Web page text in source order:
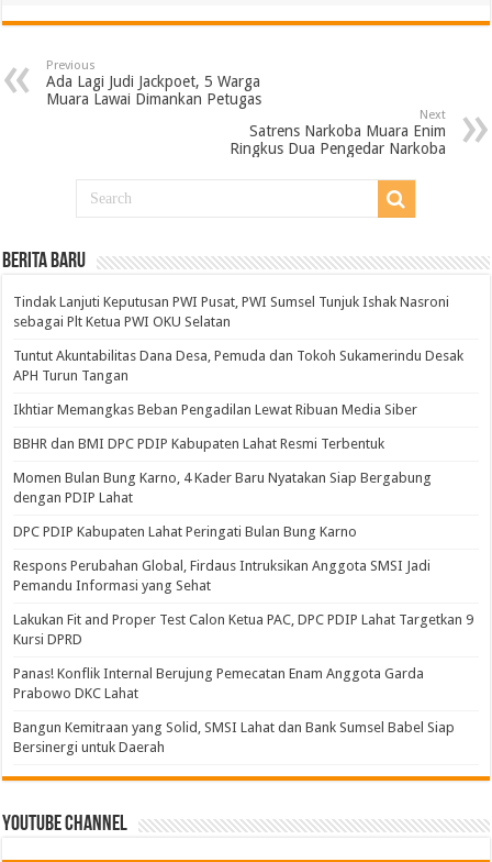
Previous
Ada Lagi Judi Jackpoet, 5 Warga
Muara Lawai Dimankan Petugas
Next
Satrens Narkoba Muara Enim
Ringkus Dua Pengedar Narkoba
BERITA BARU
Tindak Lanjuti Keputusan PWI Pusat, PWI Sumsel Tunjuk Ishak Nasroni
sebagai Plt Ketua PWI OKU Selatan
Tuntut Akuntabilitas Dana Desa, Pemuda dan Tokoh Sukamerindu Desak
APH Turun Tangan
Ikhtiar Memangkas Beban Pengadilan Lewat Ribuan Media Siber
BBHR dan BMI DPC PDIP Kabupaten Lahat Resmi Terbentuk
Momen Bulan Bung Karno, 4 Kader Baru Nyatakan Siap Bergabung
dengan PDIP Lahat
DPC PDIP Kabupaten Lahat Peringati Bulan Bung Karno
Respons Perubahan Global, Firdaus Intruksikan Anggota SMSI Jadi
Pemandu Informasi yang Sehat
Lakukan Fit and Proper Test Calon Ketua PAC, DPC PDIP Lahat Targetkan 9
Kursi DPRD
Panas! Konflik Internal Berujung Pemecatan Enam Anggota Garda
Prabowo DKC Lahat
Bangun Kemitraan yang Solid, SMSI Lahat dan Bank Sumsel Babel Siap
Bersinergi untuk Daerah
Youtube Channel